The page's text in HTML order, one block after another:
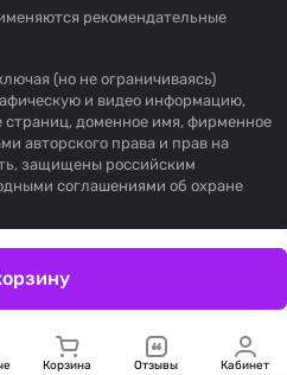
рекомендательные
(но не ограничиваясь)
и видео информацию,
страниц, доменное имя, фирменное
авторского права и прав на
защищены российским
соглашениями об охране
Корзина Отзывы Кабинет